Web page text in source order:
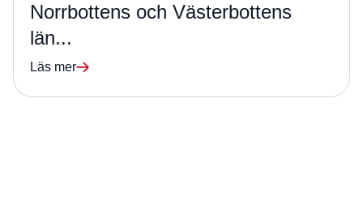
Norrbottens och Västerbottens
län...
Läs mer